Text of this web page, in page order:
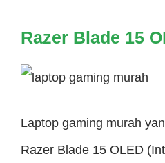
Razer Blade 15
Laptop gaming murah
Razer Blade 15 OLED